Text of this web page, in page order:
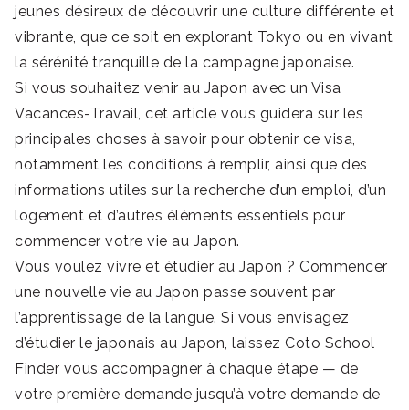
jeunes désireux de découvrir une culture différente et
vibrante, que ce soit en explorant Tokyo ou en vivant
la sérénité tranquille de la campagne japonaise.
Si vous souhaitez venir au Japon avec un Visa
Vacances-Travail, cet article vous guidera sur les
principales choses à savoir pour obtenir ce visa,
notamment les conditions à remplir, ainsi que des
informations utiles sur la recherche d’un emploi, d’un
logement et d’autres éléments essentiels pour
commencer votre vie au Japon.
Vous voulez vivre et étudier au Japon ? Commencer
une nouvelle vie au Japon passe souvent par
l’apprentissage de la langue. Si vous envisagez
d’étudier le japonais au Japon, laissez Coto School
Finder vous accompagner à chaque étape — de
votre première demande jusqu’à votre demande de